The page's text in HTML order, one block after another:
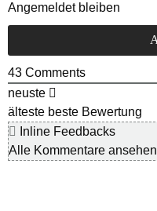
Angemeldet bleiben
43 Comments
neuste
älteste beste Bewertung
Inline Feedbacks
Alle Kommentare ansehen